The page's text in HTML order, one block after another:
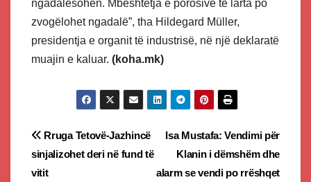
ngadalësohen. Mbështetja e porosive të larta po
zvogëlohet ngadalë”, tha Hildegard Müller,
presidentja e organit të industrisë, në një deklaratë
muajin e kaluar. (koha.mk)
Post
navigation
Isa Mustafa: Vendimi për
Klanin i dëmshëm dhe
alarm se vendi po rrëshqet
Rruga Tetovë-Jazhincë
sinjalizohet deri në fund të
vitit